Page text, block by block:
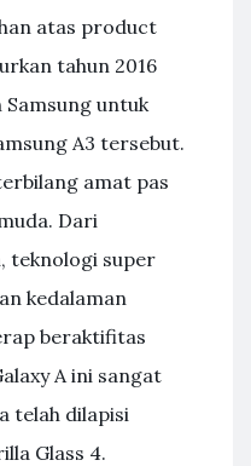
atas product
tahun 2016
untuk
A3 tersebut.
amat pas
Dari
teknologi super
kedalaman
beraktifitas
A ini sangat
telah dilapisi
Glass 4.